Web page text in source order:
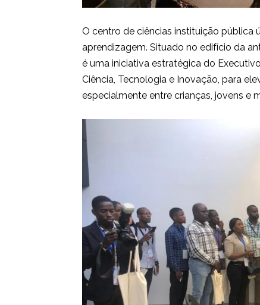
O centro de ciências instituição pública
aprendizagem. Situado no edifício da
é uma iniciativa estratégica do
Ciência, Tecnologia e Inovação, para
especialmente entre crianças, jovens e